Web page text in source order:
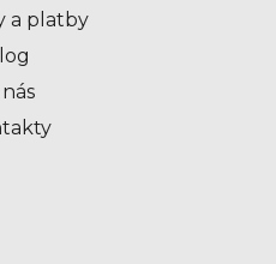
a platby